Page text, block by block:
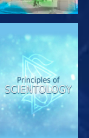
UTFORSK
SERIEN